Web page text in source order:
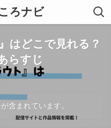
ろナビ
はどこで見れる？
らすじ
含まれています。